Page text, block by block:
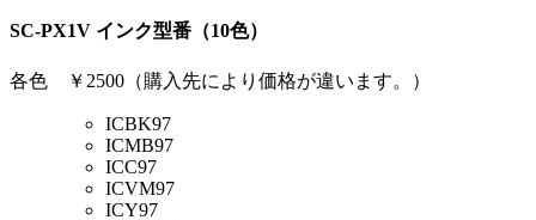
SC-PX1V インク型番（10色）
各色 ￥2500（購入先により価格が違います。）
ICBK97
ICMB97
ICC97
ICVM97
ICY97